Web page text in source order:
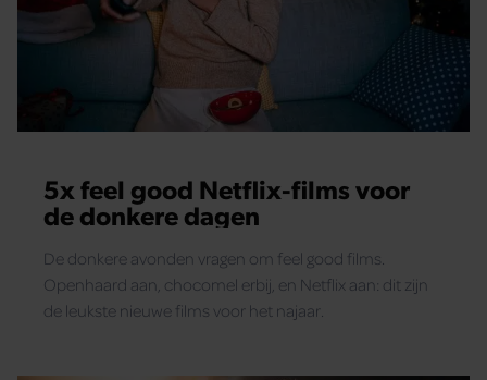
5x feel good Netflix-films voor
de donkere dagen
De donkere avonden vragen om feel good films.
Openhaard aan, chocomel erbij, en Netflix aan: dit zijn
de leukste nieuwe films voor het najaar.